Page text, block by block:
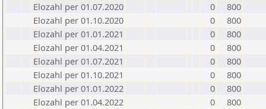
Elozahl per 01.07.2020
0
800
Elozahl per 01.10.2020
0
800
Elozahl per 01.01.2021
0
800
Elozahl per 01.04.2021
0
800
Elozahl per 01.07.2021
0
800
Elozahl per 01.10.2021
0
800
Elozahl per 01.01.2022
0
800
Elozahl per 01.04.2022
0
800